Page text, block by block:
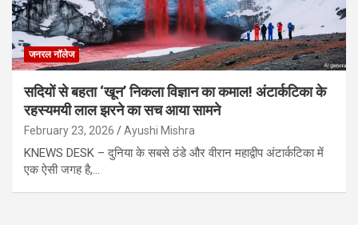
जनरल नॉलेज
सदियों से बहता ‘खून’ निकला विज्ञान का कमाल! अंटार्कटिका के
रहस्यमयी लाल झरने का सच आया सामने
February 23, 2026 Ayushi Mishra
KNEWS DESK – दुनिया के सबसे ठंडे और वीरान महाद्वीप अंटार्कटिका में
एक ऐसी जगह है,…